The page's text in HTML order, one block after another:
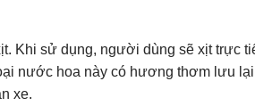
Khi sử dụng, người dùng sẽ xịt trực
nước hoa này có hương thơm lưu lại
xe.